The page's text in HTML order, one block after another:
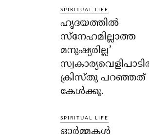
SPIRITUAL LIFE
ഹൃദയത്തില്‍
സ്‌നേഹമില്ലാത്ത
മനുഷ്യരില്ല’
ക്രിസ്തു പറഞ്ഞത്
കേള്‍ക്കൂ.
SPIRITUAL LIFE
ഓര്‍മ്മകള്‍